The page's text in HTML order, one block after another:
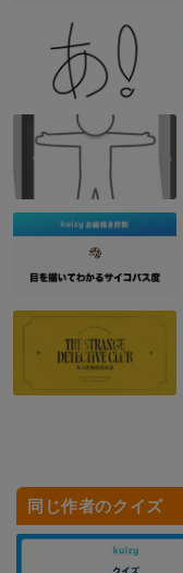
同じ作者のクイズ